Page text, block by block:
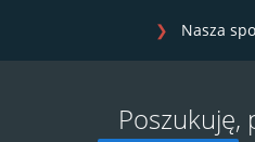
Nasza
Poszukuję,